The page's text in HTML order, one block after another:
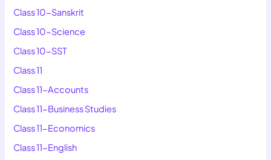
Class 10-Sanskrit
Class 10-Science
Class 10-SST
Class 11
Class 11-Accounts
Class 11-Business Studies
Class 11-Economics
Class 11-English